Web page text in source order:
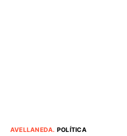
AVELLANEDA. POLÍTICA